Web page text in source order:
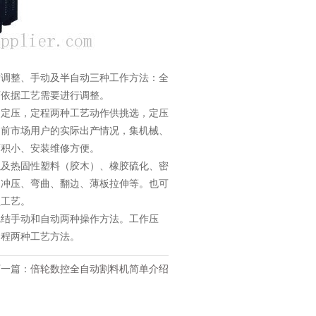
整、手动及半自动三种工作方法：全
据工艺需要进行调整。
压，定程两种工艺动作供挑选，定压
市场用户的实际出产情况，集机械、
小、安装维修方便。
热固性塑料（胶木）、橡胶硫化、密
压、弯曲、翻边、薄板拉伸等。也可
艺。
手动和自动两种操作方法。工作压
两种工艺方法。
篇： 倍轮数控全自动割料机简单介绍